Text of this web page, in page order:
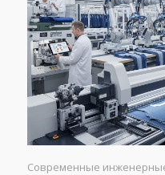
Современные